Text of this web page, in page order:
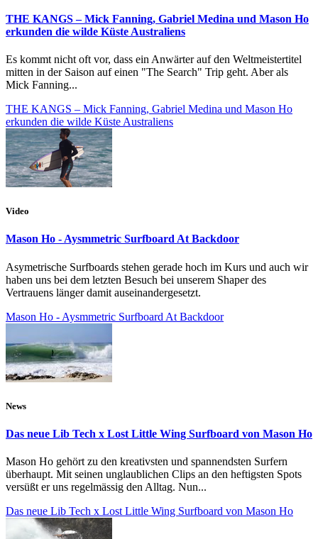
THE KANGS – Mick Fanning, Gabriel Medina und Mason Ho
erkunden die wilde Küste Australiens
Es kommt nicht oft vor, dass ein Anwärter auf den Weltmeistertitel
mitten in der Saison auf einen "The Search" Trip geht. Aber als
Mick Fanning...
THE KANGS – Mick Fanning, Gabriel Medina und Mason Ho
erkunden die wilde Küste Australiens
Video
Mason Ho - Aysmmetric Surfboard At Backdoor
Asymetrische Surfboards stehen gerade hoch im Kurs und auch wir
haben uns bei dem letzten Besuch bei unserem Shaper des
Vertrauens länger damit auseinandergesetzt.
Mason Ho - Aysmmetric Surfboard At Backdoor
News
Das neue Lib Tech x Lost Little Wing Surfboard von Mason Ho
Mason Ho gehört zu den kreativsten und spannendsten Surfern
überhaupt. Mit seinen unglaublichen Clips an den heftigsten Spots
versüßt er uns regelmässig den Alltag. Nun...
Das neue Lib Tech x Lost Little Wing Surfboard von Mason Ho